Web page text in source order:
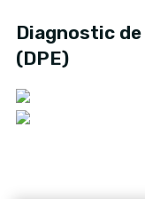
Diagnostic
(DPE)